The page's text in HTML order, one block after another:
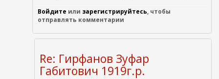
Войдите или зарегистрируйтесь, чтобы
отправлять комментарии
Re: Гирфанов Зуфар
Габитович 1919г.р.